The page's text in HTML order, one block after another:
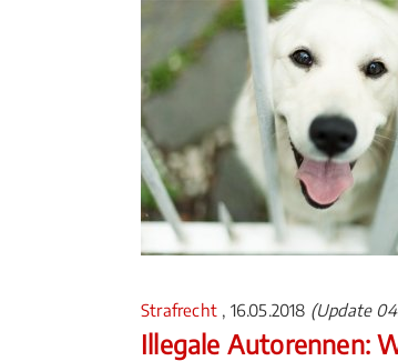
Strafrecht , 16.05.2018 (Update
Illegale Autorennen: